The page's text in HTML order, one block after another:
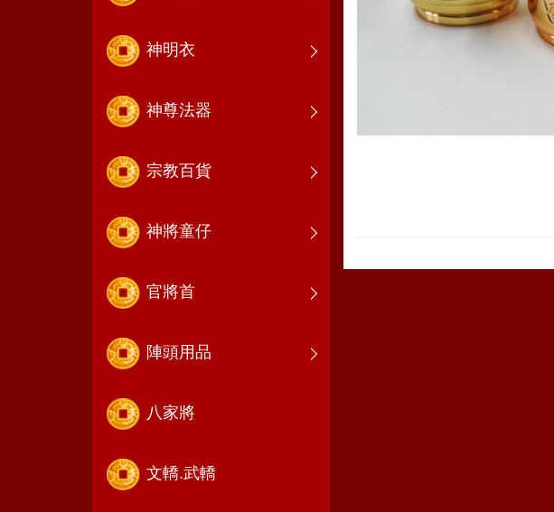
神明衣
神尊法器
宗教百貨
神將童仔
官將首
陣頭用品
八家將
文轎.武轎